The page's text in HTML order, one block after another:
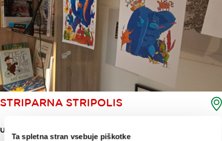
Ta spletna stran vsebuje piškotke
STRIPARNA STRIPOLIS
USTVARJALNO SREDIŠČE